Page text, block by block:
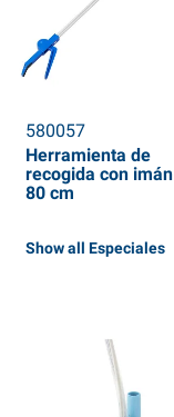
580057
Herramienta de
recogida con imán
80 cm
Show all Especiales